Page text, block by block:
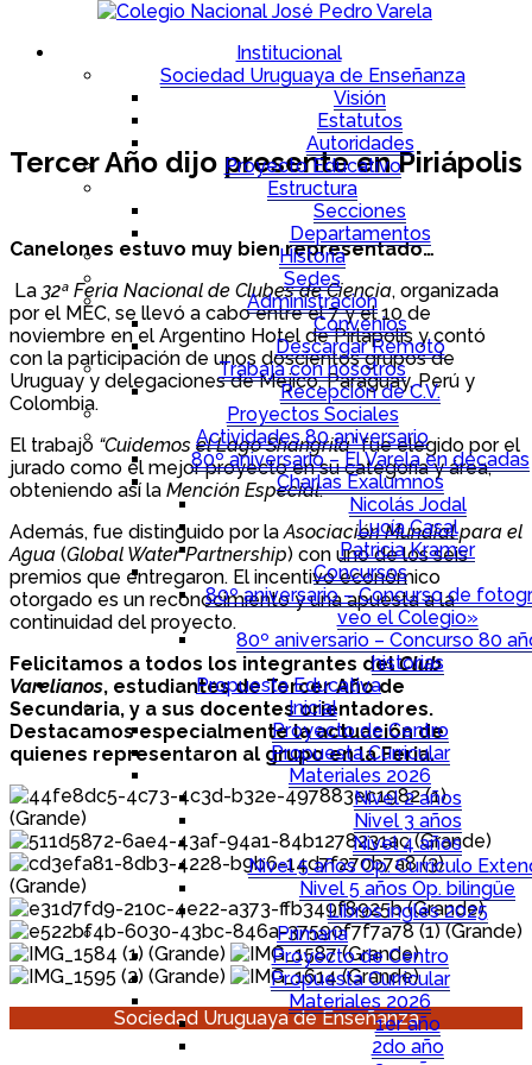
Institucional
Sociedad Uruguaya de Enseñanza
Visión
Estatutos
Autoridades
Proyecto Educativo
Estructura
Secciones
Departamentos
Historia
Sedes
Administración
Convenios
Descargar Remoto
Trabaja con nosotros
Recepción de C.V.
Proyectos Sociales
Actividades 80 aniversario
80º aniversario – El Varela en décadas
Charlas Exalumnos
Nicolás Jodal
Lucía Casal
Patricia Kramer
Concursos
80º aniversario – Concurso de
veo el Colegio»
80º aniversario – Concurso 80
historias
Propuesta Educativa
Inicial
Proyecto de Centro
Propuesta Curricular
Materiales 2026
Nivel 2 años
Nivel 3 años
Nivel 4 años
Nivel 5 años Op. Currículo
Nivel 5 años Op. bilingüe
Libros inglés 2025
Primaria
Proyecto de Centro
Propuesta Curricular
Materiales 2026
1er año
2do año
Tercer Año dijo presente en Piriápolis
Canelones estuvo muy bien representado…
La 32ª Feria Nacional de Clubes de Ciencia, organizada
por el MEC, se llevó a cabo entre el 7 y el 10 de
noviembre en el Argentino Hotel de Pirlápolis y contó
con la participación de unos doscientos grupos de
Uruguay y delegaciones de Méjico, Paraguay, Perú y
Colombia.
El trabajo “Cuidemos el Lago Shangrilá”fue elegido por el
jurado como el mejor proyecto en su categoría y área,
obteniendo así la Mención Especial.
Además, fue distinguido por laAsociaciónMundialpara el
Agua (Global Water Partnership) con uno de los seis
premios que entregaron. El incentivo económico
otorgado es un reconocimiento y una apuesta a la
continuidad del proyecto.
Felicitamos a todos los integrantes delClub
Varelianos, estudiantes de Tercer Año de
Secundaria, y a sus docentes orientadores.
Destacamos especialmente la actuación de
quienes representaron al grupo en la Feria.
Sociedad Uruguaya de Enseñanza